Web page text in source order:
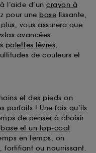
l’aide d’un crayon à
pour une base lissante,
vous assurera que
avancées
palettes lèvres,
de couleurs et
et des pieds on
parfaits ! Une fois qu’ils
de penser à choisir
et un top-coat
en temps, on
fortifiant ou nourrissant.